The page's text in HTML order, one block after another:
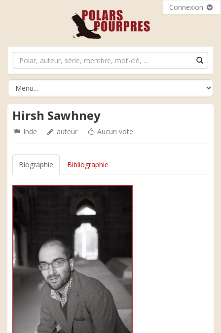
Connexion
Hirsh Sawhney
Inde auteur Aucun vote
Biographie Bibliographie